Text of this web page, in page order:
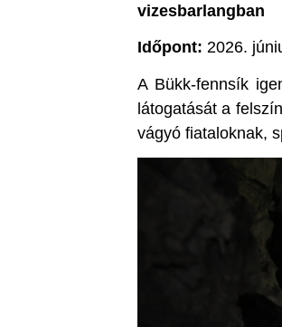
vizesbarlangban
Időpont: 2026.
A Bükk-fennsík
látogatását a
vágyó fiataloknak,